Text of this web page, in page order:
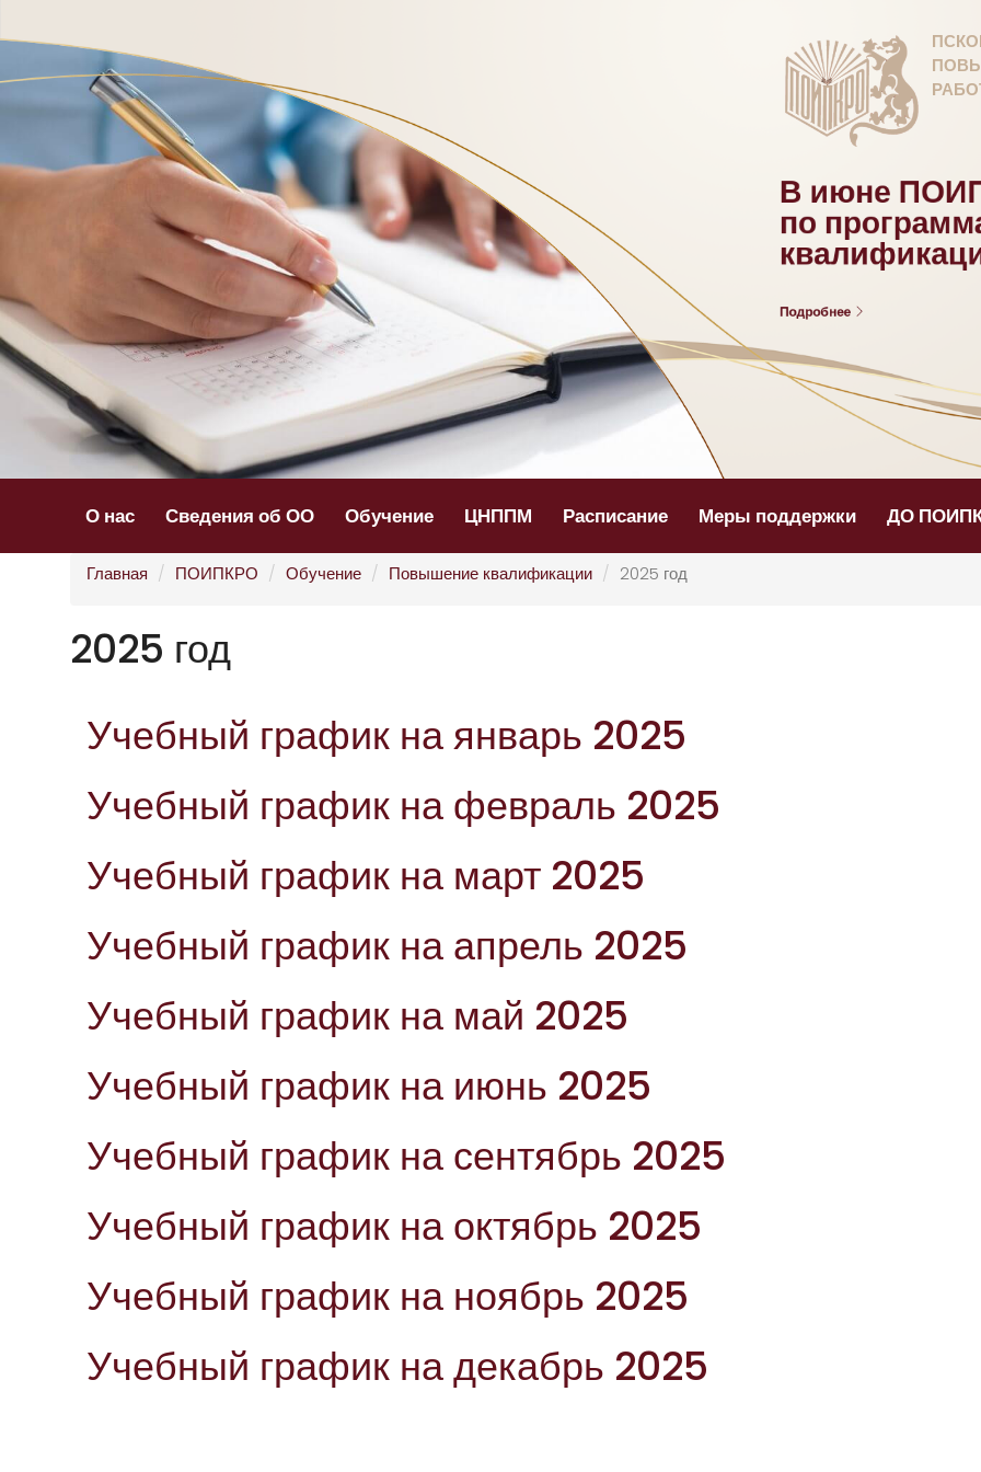
В июне
по
Подробнее
О нас Сведения об ОО Обучение ЦНППМ Расписание Меры поддержки ДО
Главная ПОИПКРО Обучение Повышение квалификации 2025 год
2025 год
Учебный график на январь 2025
Учебный график на февраль 2025
Учебный график на март 2025
Учебный график на апрель 2025
Учебный график на май 2025
Учебный график на июнь 2025
Учебный график на сентябрь 2025
Учебный график на октябрь 2025
Учебный график на ноябрь 2025
Учебный график на декабрь 2025